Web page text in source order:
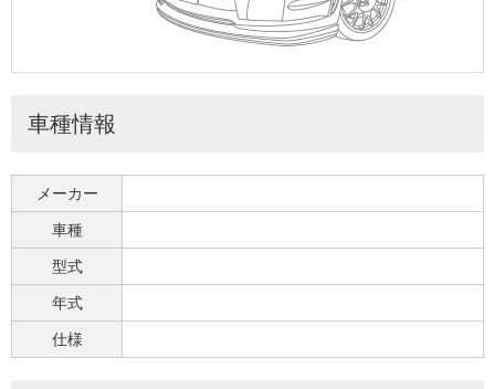
車種情報
メーカー
車種
型式
年式
仕様